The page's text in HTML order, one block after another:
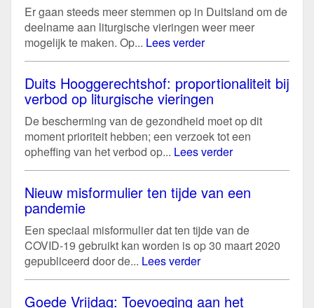
Er gaan steeds meer stemmen op in Duitsland om de
deelname aan liturgische vieringen weer meer
mogelijk te maken. Op... Lees verder
Duits Hooggerechtshof: proportionaliteit bij
verbod op liturgische vieringen
De bescherming van de gezondheid moet op dit
moment prioriteit hebben; een verzoek tot een
opheffing van het verbod op... Lees verder
Nieuw misformulier ten tijde van een
pandemie
Een speciaal misformulier dat ten tijde van de
COVID-19 gebruikt kan worden is op 30 maart 2020
gepubliceerd door de... Lees verder
Goede Vrijdag: Toevoeging aan het